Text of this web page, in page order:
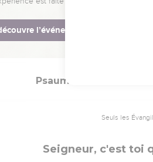
La voix de l'Eternel fait
10 L'Eternel a présidé sur
L'Eternel donnera de la
Psaumes
Seuls les
Seigneur, c'est toi